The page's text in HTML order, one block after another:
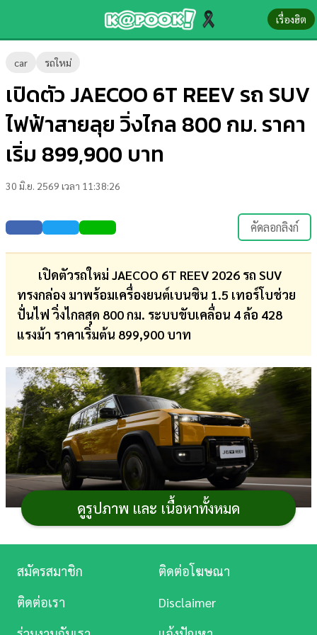
เรื่องฮิต
car รถใหม่
เปิดตัว JAECOO 6T REEV รถ SUV
ไฟฟ้าสายลุย วิ่งไกล 800 กม. ราคา
เริ่ม 899,900 บาท
30 มิ.ย. 2569 เวลา 11:38:26
คัดลอกลิงก์
เปิดตัวรถใหม่ JAECOO 6T REEV 2026 รถ SUV
ทรงกล่อง มาพร้อมเครื่องยนต์เบนซิน 1.5 เทอร์โบช่วย
ปั่นไฟ วิ่งไกลสุด 800 กม. ระบบขับเคลื่อน 4 ล้อ 428
แรงม้า ราคาเริ่มต้น 899,900 บาท
ภาพจาก : omodajaecoo.co.th
เปิดตัวรถใหม่ JAECOO 6T REEV 2026
1.5 เทอร์โบช่วยปั่นไฟเข้าแบตเตอรี่ หมดกังวลเรื่องระยะ
ทาง วิ่งไฟฟ้าล้วน 190 กม. (NEDC) วิ่งไกลสุดน้ำมัน + ไฟฟ้า
ดูรูปภาพ และ เนื้อหาทั้งหมด
ข่าว-
ความ
รู้
บันเทิง
ตรวจ
หวย
บอล
สด
การ
การ
ศึกษา
บันเทิง
ดู
หนัง
สมัครสมาชิก
ติดต่อโฆษณา
ติดต่อเรา
Disclaimer